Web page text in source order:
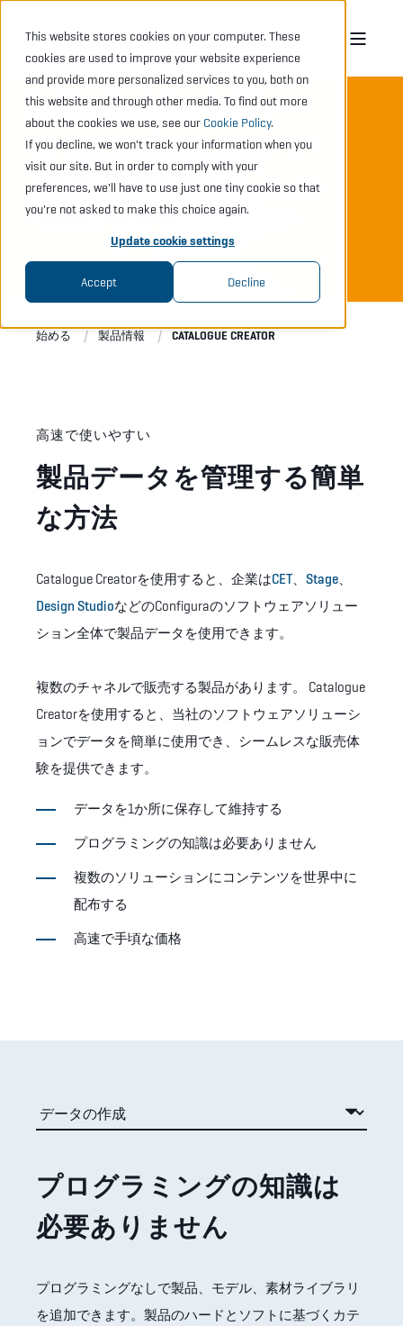
This website stores cookies on your computer. These
cookies are used to improve your website experience
and provide more personalized services to you, both on
this website and through other media. To find out more
about the cookies we use, see our Cookie Policy.
If you decline, we won't track your information when you
visit our site. But in order to comply with your
preferences, we'll have to use just one tiny cookie so that
you're not asked to make this choice again.
Update cookie settings
Accept Decline
CATALOGUE
CREATOR
始める 製品情報 CATALOGUE CREATOR
高速で使いやすい
製品データを管理する簡単
な方法
Catalogue Creatorを使用すると、企業はCET、 Stage、
Design StudioなどのConfiguraのソフトウェアソリュー
ション全体で製品データを使用できます。
複数のチャネルで販売する製品があります。 Catalogue
Creatorを使用すると、当社のソフトウェアソリューシ
ョンでデータを簡単に使用でき、シームレスな販売体
験を提供できます。
データを1か所に保存して維持する
プログラミングの知識は必要ありません
複数のソリューションにコンテンツを世界中に
配布する
高速で手頃な価格
プログラミングの知識は
必要ありません
プログラミングなしで製品、モデル、素材ライブラリ
を追加できます。製品のハードとソフトに基づくカテ